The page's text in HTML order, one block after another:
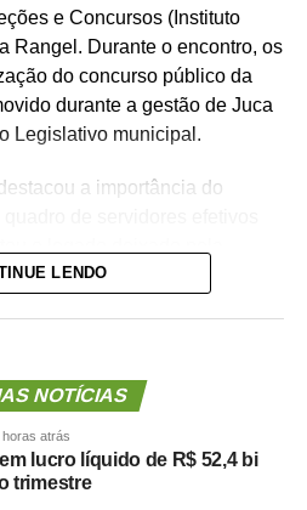
e Concursos (Instituto
Rangel. Durante o encontro, os
do concurso público da
durante a gestão de Juca
Legislativo municipal.
a importância do
mato-grossenses, o
Centro-Oeste brasileiro”,
para provimento de
LENDO
NOTÍCIAS
horas atrás
lucro líquido de R$ 52,4 bi
trimestre